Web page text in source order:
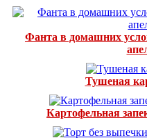
Фанта в домашних
Тушеная
Картофельная